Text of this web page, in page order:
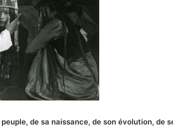
de sa naissance, de son évolution, de